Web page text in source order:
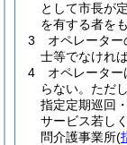
として市長が
を有する者を
3
オペレータ
士等でなけれ
4
オペレータ
らない。 ただ
指定定期巡回
サービス若し
問介護事業所(